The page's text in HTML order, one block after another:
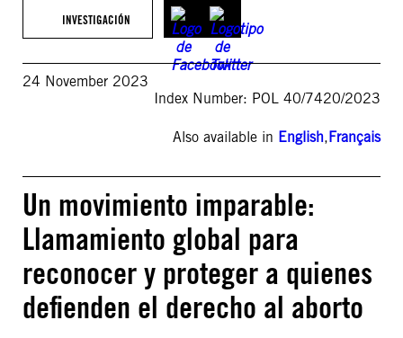
INVESTIGACIÓN
24 November 2023
Index Number: POL 40/7420/2023
Also available in English,Français
Un movimiento imparable:
Llamamiento global para
reconocer y proteger a quienes
defienden el derecho al aborto